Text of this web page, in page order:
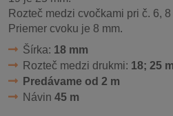
Rozteč medzi cvočkami pri č. 6,
Priemer cvoku je 8 mm.
Šírka: 18 mm
Rozteč medzi drukmi: 18; 25
Predávame od 2 m
Návin 45 m